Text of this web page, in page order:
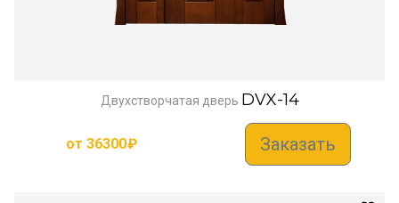
Двухстворчатая дверь DVX-14
от 36300₽ Заказать